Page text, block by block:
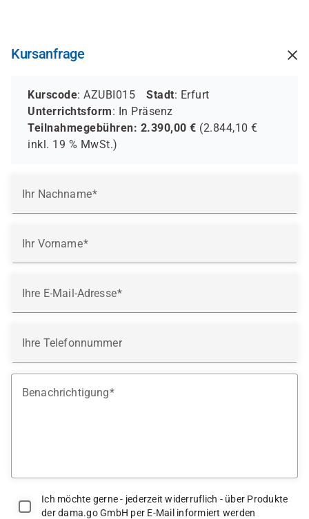
Kursanfrage
Kurscode: AZUBI015 Stadt: Erfurt
Unterrichtsform: In Präsenz
Teilnahmegebühren: 2.390,00 € (2.844,10 €
inkl. 19 % MwSt.)
Ihr Nachname
Ihr Vorname
Ihre E-Mail-Adresse
Ihre Telefonnummer
Benachrichtigung
Ich möchte gerne - jederzeit widerruflich - über Produkte
der dama.go GmbH per E-Mail informiert werden